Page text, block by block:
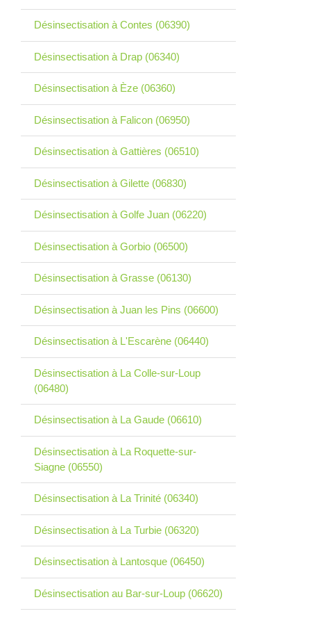
Désinsectisation à Contes (06390)
Désinsectisation à Drap (06340)
Désinsectisation à Èze (06360)
Désinsectisation à Falicon (06950)
Désinsectisation à Gattières (06510)
Désinsectisation à Gilette (06830)
Désinsectisation à Golfe Juan (06220)
Désinsectisation à Gorbio (06500)
Désinsectisation à Grasse (06130)
Désinsectisation à Juan les Pins (06600)
Désinsectisation à L'Escarène (06440)
Désinsectisation à La Colle-sur-Loup
(06480)
Désinsectisation à La Gaude (06610)
Désinsectisation à La Roquette-sur-
Siagne (06550)
Désinsectisation à La Trinité (06340)
Désinsectisation à La Turbie (06320)
Désinsectisation à Lantosque (06450)
Désinsectisation au Bar-sur-Loup (06620)